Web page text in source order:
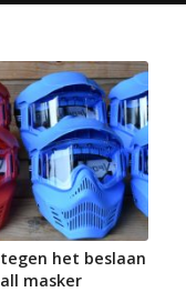
het beslaan
masker